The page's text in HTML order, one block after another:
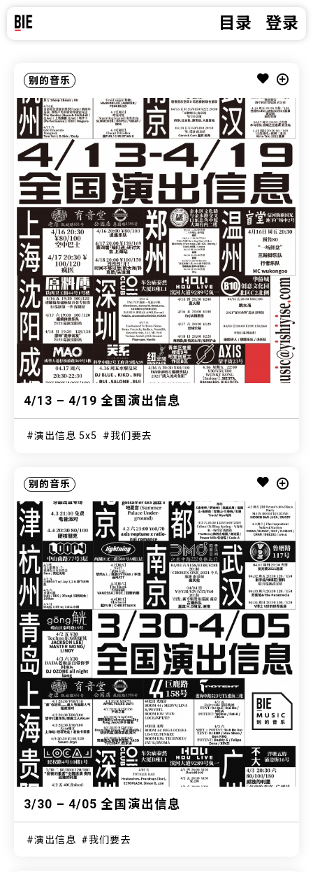
目录 登录
别的音乐
4/13 – 4/19 全国演出信息
演出信息 5x5 我们要去
别的音乐
3/30 – 4/05 全国演出信息
演出信息 我们要去